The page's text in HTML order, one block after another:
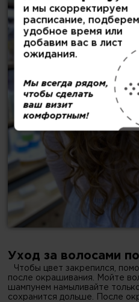
Уход за волосами
Чтобы цвет закрепился,
после окрашивания. Мойте
шампунем намыливайте
сохранится дольше. После
и мы скорректируем
расписание, подберем
удобное время или
добавим вас в лист
ожидания.
Мы всегда рядом,
чтобы сделать
ваш визит
комфортным!